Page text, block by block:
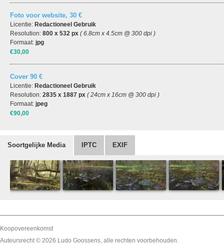
Foto voor website, 30 €
Licentie: Redactioneel Gebruik
Resolution: 800 x 532 px ( 6.8cm x 4.5cm @ 300 dpi )
Formaat: jpg
€30,00
Cover 90 €
Licentie: Redactioneel Gebruik
Resolution: 2835 x 1887 px ( 24cm x 16cm @ 300 dpi )
Formaat: jpeg
€90,00
Soortgelijke Media IPTC EXIF
Koopovereenkomst
Auteursrecht © 2026 Ludo Goossens, alle rechten voorbehouden.